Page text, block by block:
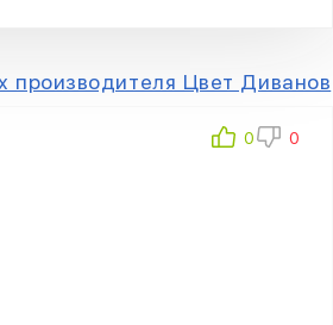
производителя Цвет Диванов